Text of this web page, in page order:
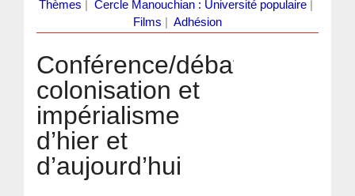
Thèmes
Cercle Manouchian : Université populaire
Films
Adhésion
Conférence/débat :
colonisation et
impérialisme
d’hier et
d’aujourd’hui